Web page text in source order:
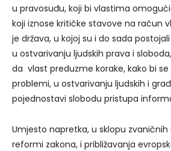
u pravosuđu, koji bi vlastima
koji iznose kritičke stavove na račun
je država, u kojoj su i do sada
u ostvarivanju ljudskih prava i
da vlast preduzme korake, kako bi se
problemi, u ostvarivanju ljudskih i
pojednostavi slobodu pristupa
Umjesto napretka, u sklopu zvaničnih
reformi zakona, i približavanja